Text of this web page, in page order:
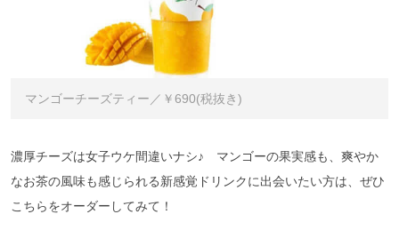
マンゴーチーズティー／￥690(税抜き)
濃厚チーズは女子ウケ間違いナシ♪ マンゴーの果実感も、爽やか
なお茶の風味も感じられる新感覚ドリンクに出会いたい方は、ぜひ
こちらをオーダーしてみて！